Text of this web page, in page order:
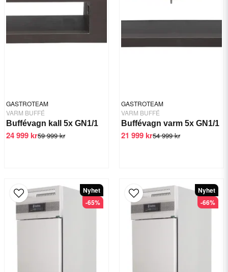
GASTROTEAM
VARM BUFFÉ
Buffévagn kall 5x GN1/1
59 999 kr
24 999 kr
GASTROTEAM
VARM BUFFÉ
Buffévagn varm 5x GN1/1
54 999 kr
21 999 kr
Nyhet
-65%
Nyhet
-66%